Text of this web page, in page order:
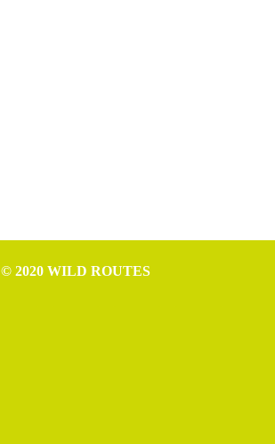
© 2020 WILD ROUTES